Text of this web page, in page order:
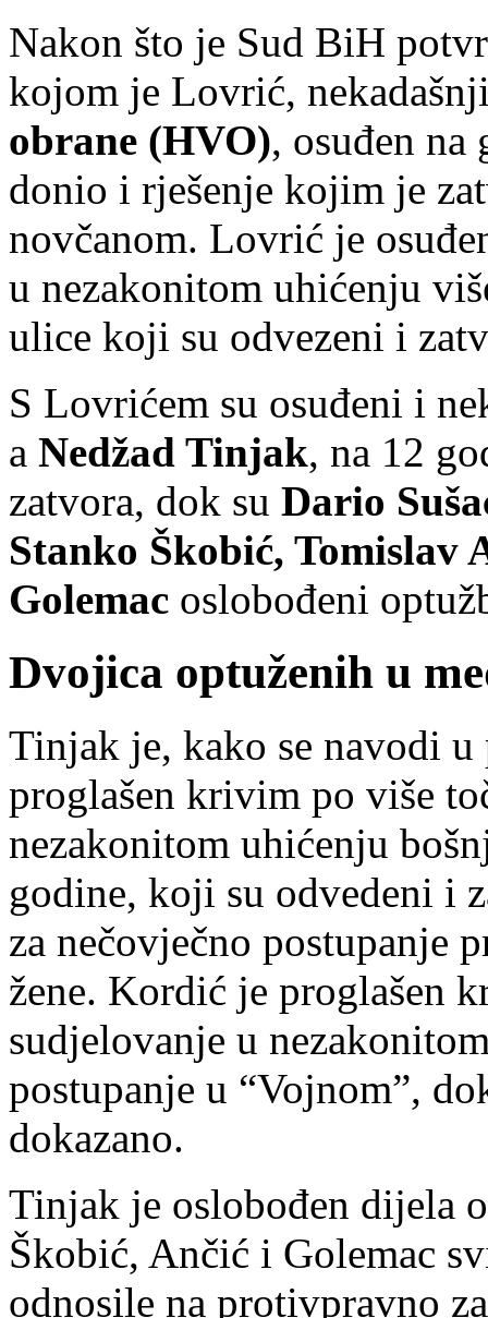
Nakon što je Sud BiH
kojom je Lovrić,
obrane (HVO), osuđen na
donio i rješenje kojim je
novčanom. Lovrić je
u nezakonitom uhićenju
ulice koji su odvezeni i
S Lovrićem su osuđeni i
a Nedžad Tinjak, na 12
zatvora, dok su Dario
Stanko Škobić, Tomislav
Golemac oslobođeni
Dvojica optuženih u
Tinjak je, kako se navodi
proglašen krivim po više
nezakonitom uhićenju
godine, koji su odvedeni i
za nečovječno postupanje
žene. Kordić je proglašen
sudjelovanje u
postupanje u “Vojnom”,
dokazano.
Tinjak je oslobođen dijela
Škobić, Ančić i Golemac
odnosile na protivpravno